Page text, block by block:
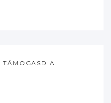
TÁMOGASD A